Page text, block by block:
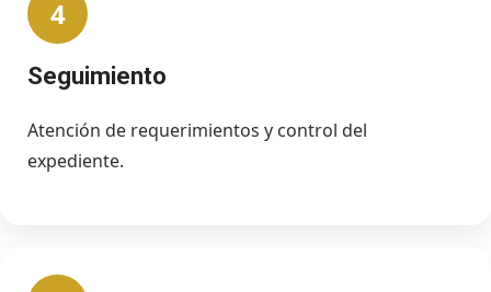
4
Seguimiento
Atención de requerimientos y control del
expediente.